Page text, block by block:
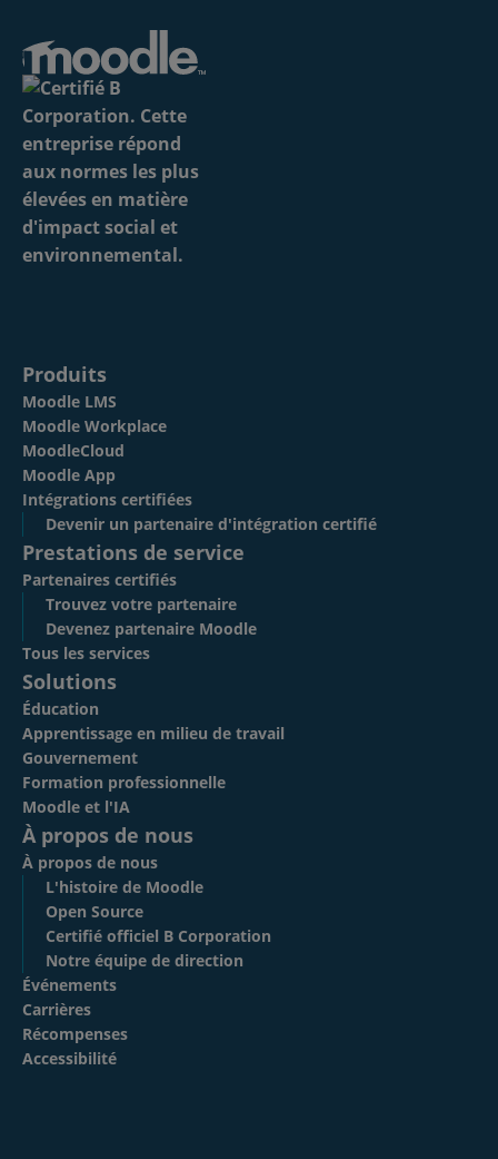
Produits
Moodle LMS
Moodle Workplace
MoodleCloud
Moodle App
Intégrations certifiées
Devenir un partenaire d'intégration certifié
Prestations de service
Partenaires certifiés
Trouvez votre partenaire
Devenez partenaire Moodle
Tous les services
Solutions
Éducation
Apprentissage en milieu de travail
Gouvernement
Formation professionnelle
Moodle et l'IA
À propos de nous
À propos de nous
L'histoire de Moodle
Open Source
Certifié officiel B Corporation
Notre équipe de direction
Événements
Carrières
Récompenses
Accessibilité